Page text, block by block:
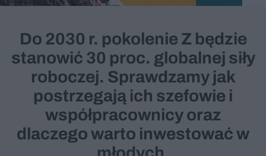
Do 2030 r. pokolenie Z będzie
stanowić 30 proc. globalnej siły
roboczej. Sprawdzamy jak
postrzegają ich szefowie i
współpracownicy oraz
dlaczego warto inwestować w